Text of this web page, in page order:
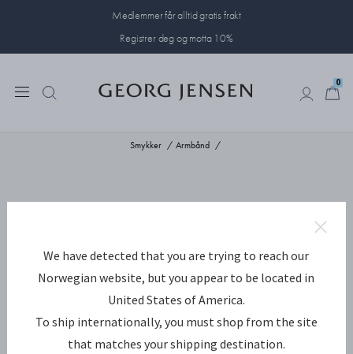
Medlemmer får alltid gratis frakt
Registrer deg og motta 10%
0
Smykker Armbånd
We have detected that you are trying to reach our
Norwegian website, but you appear to be located in
United States of America.
To ship internationally, you must shop from the site
that matches your shipping destination.